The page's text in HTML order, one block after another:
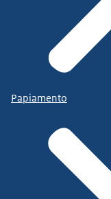
Papiamento